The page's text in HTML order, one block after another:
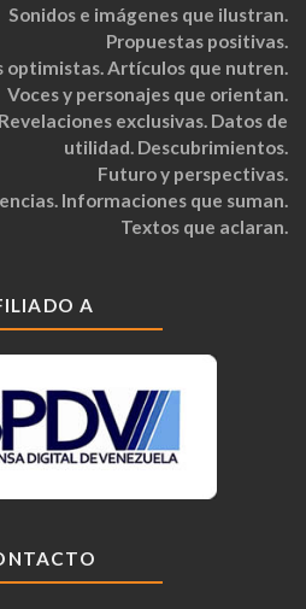
Sonidos e imágenes que ilustran.
Propuestas positivas.
optimistas. Artículos que nutren.
Voces y personajes que orientan.
exclusivas. Datos de
utilidad. Descubrimientos.
Futuro y perspectivas.
Informaciones que suman.
Textos que aclaran.
A